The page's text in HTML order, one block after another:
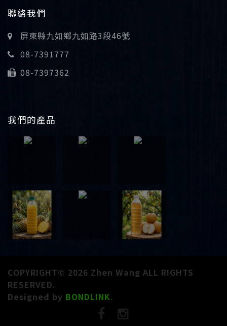
聯絡我們
屏東縣九如鄉九如路3段46號
08-7391777
08-7397362
我們的產品
COPYRIGHT© 2026 Zhen Wang ALL RIGHTS
RESERVED.
Designed by BONDLINK.